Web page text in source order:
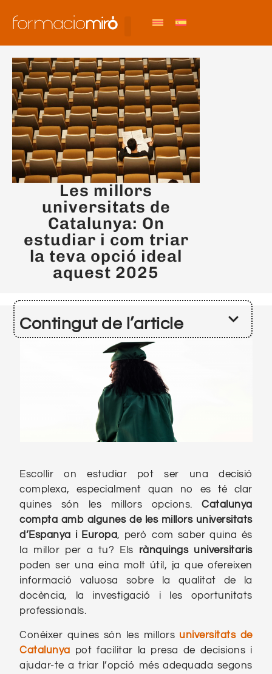
Les millors
universitats de
Catalunya: On
estudiar i com triar
la teva opció ideal
aquest 2025
Contingut de l’article
Escollir on estudiar pot ser una decisió
complexa, especialment quan no es té clar
quines són les millors opcions.Catalunya
compta amb algunes de les millors universitats
d’Espanya i Europa, però com saber quina és
la millor per a tu? Els rànquings universitaris
poden ser una eina molt útil, ja que ofereixen
informació valuosa sobre la qualitat de la
docència, la investigació i les oportunitats
professionals.
Conèixer quines són les millors universitats de
Catalunya pot facilitar la presa de decisions i
ajudar-te a triar l’opció més adequada segons